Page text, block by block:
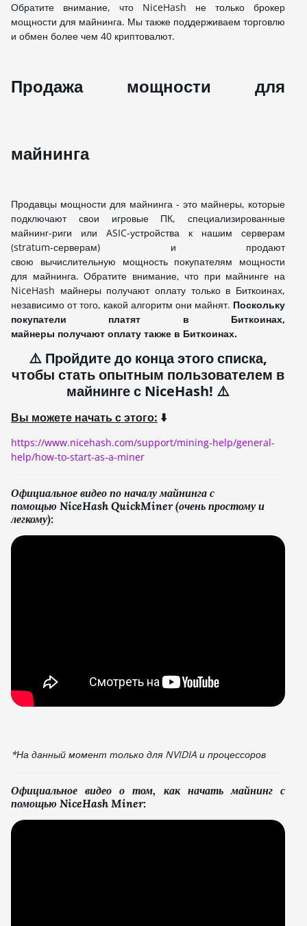
Обратите внимание, что NiceHash не только брокер
мощности для майнинга. Мы также поддерживаем торговлю
и обмен более чем 40 криптовалют.
Продажа мощности для
майнинга
Продавцы мощности для майнинга - это майнеры, которые
подключают свои игровые ПК, специализированные
майнинг-риги или ASIC-устройства к нашим серверам
(stratum-серверам) и продают
свою вычислительную мощность покупателям мощности
для майнинга. Обратите внимание, что при майнинге на
NiceHash майнеры получают оплату только в Биткоинах,
независимо от того, какой алгоритм они майнят. Поскольку
покупатели платят в Биткоинах,
майнеры получают оплату также в Биткоинах.
⚠️ Пройдите до конца этого списка,
чтобы стать опытным пользователем в
майнинге с NiceHash! ⚠️
Вы можете начать с этого: ⬇️
https://www.nicehash.com/support/mining-help/general-
help/how-to-start-as-a-miner
Официальное видео по началу майнинга с
помощью NiceHash QuickMiner (очень простому и
легкому):
*На данный момент только для NVIDIA и процессоров
Официальное видео о том, как начать майнинг с
помощью NiceHash Miner: